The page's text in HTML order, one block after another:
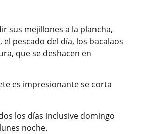
sus mejillones a la plancha,
pescado del día, los bacalaos
que se deshacen en
es impresionante se corta
los días inclusive domingo
noche.